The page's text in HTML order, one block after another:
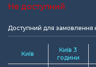
Не доступний
Доступний для замовлення
Київ
Київ 3
години